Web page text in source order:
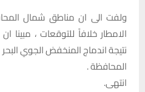
ولفت الى ان مناطق شمال
الامطار خلافاً للتوقعات ،
نتيجة اندماج المنخفض الجوي
المحافظة .
انتهى.